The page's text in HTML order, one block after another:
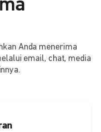
Anda menerima
email, chat, media